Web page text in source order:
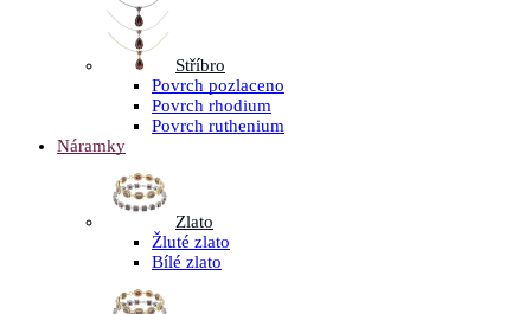
Stříbro
Povrch pozlaceno
Povrch rhodium
Povrch ruthenium
Náramky
Zlato
Žluté zlato
Bílé zlato